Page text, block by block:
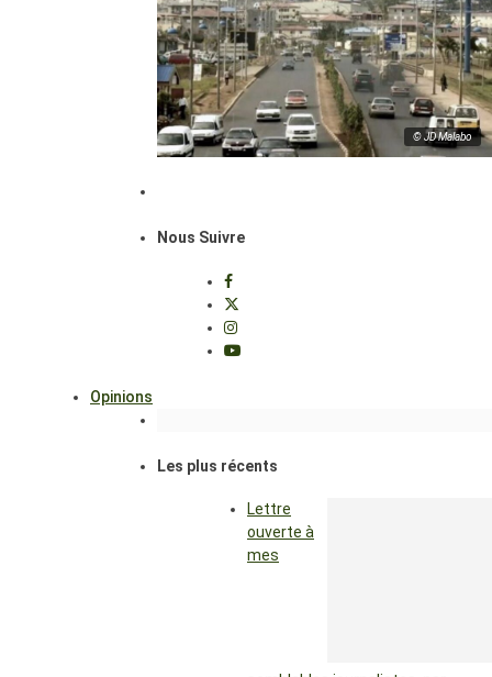
© JD Malabo
Nous Suivre
Opinions
Les plus récents
Lettre
ouverte à
mes